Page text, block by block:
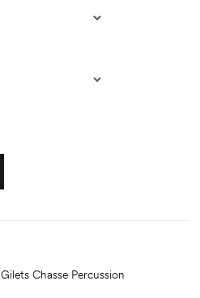
Gilets Chasse Percussion